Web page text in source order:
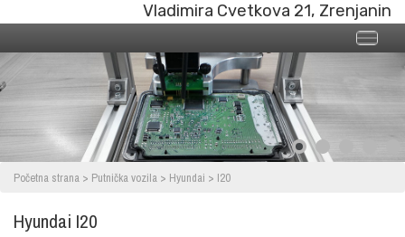
Vladimira Cvetkova 21, Zrenjanin
Početna strana > Putnička vozila > Hyundai > I20
Hyundai I20